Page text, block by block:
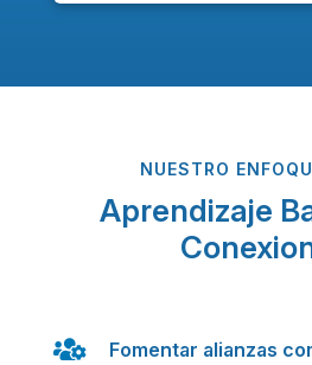
NUESTRO
Aprendizaje
 Fomentar alianzas